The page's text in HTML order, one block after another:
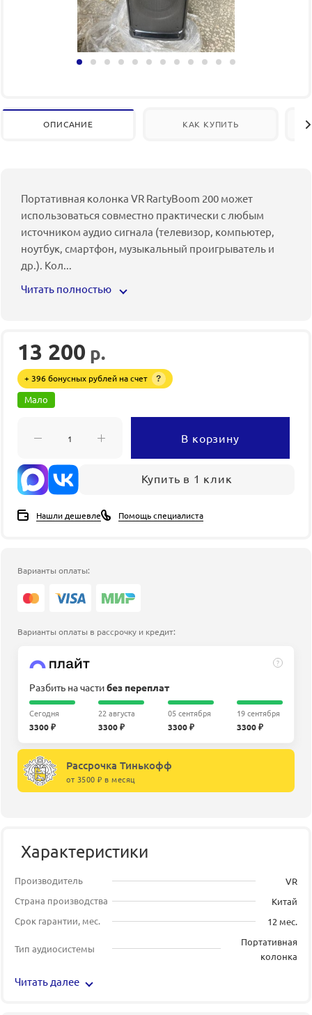
ОПИСАНИЕ КАК КУПИТЬ
Портативная колонка VR RartyBoom 200 может
использоваться совместно практически с любым
источником аудио сигнала (телевизор, компьютер,
ноутбук, смартфон, музыкальный проигрыватель и
др.). Кол...
Читать полностью
13 200 р.
+ 396 бонусных рублей на счет ?
Мало
В корзину
Купить в 1 клик
Нашли дешевле Помощь специалиста
Варианты оплаты:
Варианты оплаты в рассрочку и кредит:
?
Разбить на частибез переплат
Сегодня
3300 ₽
22 августа
3300 ₽
05 сентября
3300 ₽
19 сентября
3300 ₽
Рассрочка Тинькофф
от 3500 ₽ в месяц
Характеристики
Производитель
VR
Страна производства
Китай
Срок гарантии, мес.
12 мес.
Тип аудиосистемы
Портативная
колонка
Читать далее